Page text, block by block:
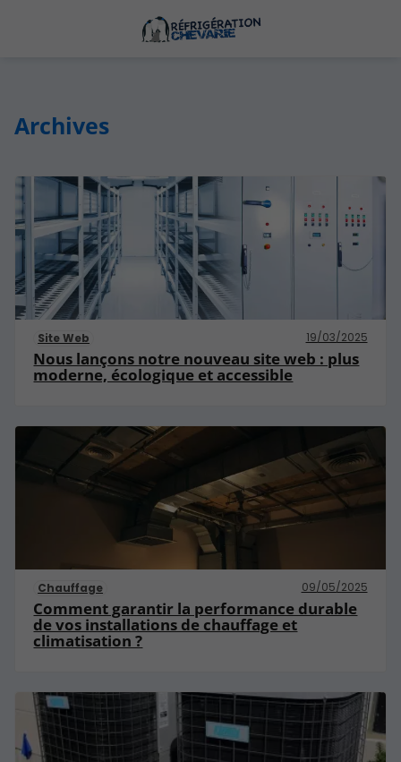
Archives
Site Web 19/03/2025
Nous lançons notre nouveau site web : plus
moderne, écologique et accessible
Chauffage 09/05/2025
Comment garantir la performance durable
de vos installations de chauffage et
climatisation ?